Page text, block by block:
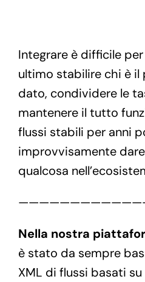
Integrare è difficile
ultimo stabilire chi è il
dato, condividere le
mantenere il tutto
flussi stabili per anni
improvvisamente
qualcosa
Nella nostra
è stato da sempre
XML di flussi basati su